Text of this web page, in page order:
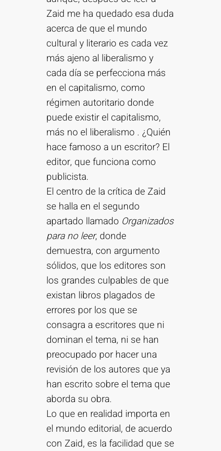
Zaid me ha quedado esa duda
acerca de que el mundo
cultural y literario es cada vez
más ajeno al liberalismo y
cada día se perfecciona más
en el capitalismo, como
régimen autoritario donde
puede existir el capitalismo,
más no el liberalismo . ¿Quién
hace famoso a un escritor? El
editor, que funciona como
publicista.
El centro de la crítica de Zaid
se halla en el segundo
apartado llamado Organizados
para no leer, donde
demuestra, con argumento
sólidos, que los editores son
los grandes culpables de que
existan libros plagados de
errores por los que se
consagra a escritores que ni
dominan el tema, ni se han
preocupado por hacer una
revisión de los autores que ya
han escrito sobre el tema que
aborda su obra.
Lo que en realidad importa en
el mundo editorial, de acuerdo
con Zaid, es la facilidad que se